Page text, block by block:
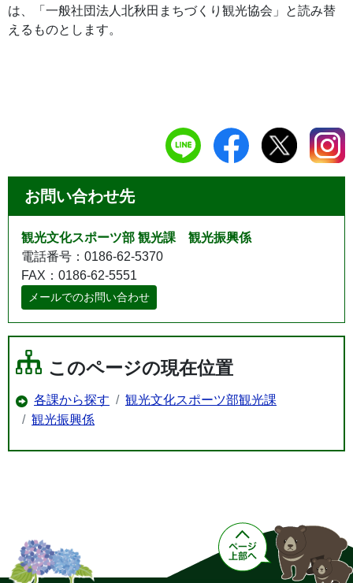
は、「一般社団法人北秋田まちづくり観光協会」と読み替
えるものとします。
お問い合わせ先
観光文化スポーツ部 観光課 観光振興係
電話番号：0186-62-5370
FAX：0186-62-5551
メールでのお問い合わせ
このページの現在位置
各課から探す
観光文化スポーツ部観光課
観光振興係